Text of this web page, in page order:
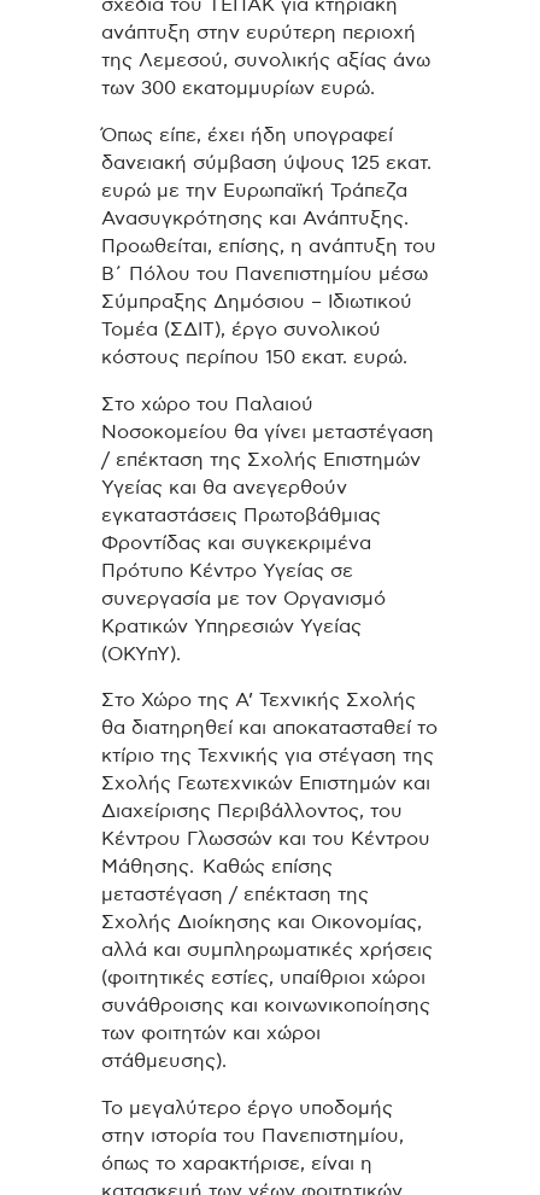
σχέδια του ΤΕΠΑΚ για κτηριακή
ανάπτυξη στην ευρύτερη περιοχή
της Λεμεσού, συνολικής αξίας άνω
των 300 εκατομμυρίων ευρώ.
Όπως είπε, έχει ήδη υπογραφεί
δανειακή σύμβαση ύψους 125 εκατ.
ευρώ με την Ευρωπαϊκή Τράπεζα
Ανασυγκρότησης και Ανάπτυξης.
Προωθείται, επίσης, η ανάπτυξη του
Β΄ Πόλου του Πανεπιστημίου μέσω
Σύμπραξης Δημόσιου – Ιδιωτικού
Τομέα (ΣΔΙΤ), έργο συνολικού
κόστους περίπου 150 εκατ. ευρώ.
Στο χώρο του Παλαιού
Νοσοκομείου θα γίνει μεταστέγαση
/ επέκταση της Σχολής Επιστημών
Υγείας και θα ανεγερθούν
εγκαταστάσεις Πρωτοβάθμιας
Φροντίδας και συγκεκριμένα
Πρότυπο Κέντρο Υγείας σε
συνεργασία με τον Οργανισμό
Κρατικών Υπηρεσιών Υγείας
(ΟΚΥπΥ).
Στο Χώρο της Α’ Τεχνικής Σχολής
θα διατηρηθεί και αποκατασταθεί το
κτίριο της Τεχνικής για στέγαση της
Σχολής Γεωτεχνικών Επιστημών και
Διαχείρισης Περιβάλλοντος, του
Κέντρου Γλωσσών και του Κέντρου
Μάθησης.
Καθώς επίσης
μεταστέγαση / επέκταση της
Σχολής Διοίκησης και Οικονομίας,
αλλά και συμπληρωματικές χρήσεις
(φοιτητικές εστίες, υπαίθριοι χώροι
συνάθροισης και κοινωνικοποίησης
των φοιτητών και χώροι
στάθμευσης).
Το μεγαλύτερο έργο υποδομής
στην ιστορία του Πανεπιστημίου,
όπως το χαρακτήρισε, είναι η